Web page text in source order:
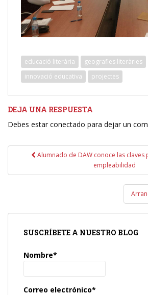
educació literària
geografies literàries
innovació educativa
projectes
DEJA UNA RESPUESTA
Debes estar conectado para dejar un
Navegación
entradas
Alumnado de DAW conoce las claves
empleabilidad
SUSCRÍBETE A NUESTRO BLOG
Nombre*
Correo electrónico*